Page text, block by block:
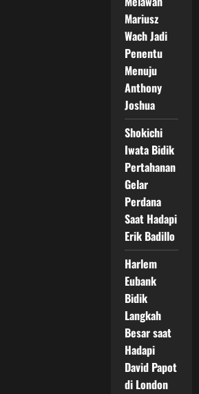
Mariusz
Wach Jadi
Penentu
Menuju
Anthony
Joshua
Shokichi
Iwata Bidik
Pertahanan
Gelar
Perdana
Saat Hadapi
Erik Badillo
Harlem
Eubank
Bidik
Langkah
Besar saat
Hadapi
David Papot
di London